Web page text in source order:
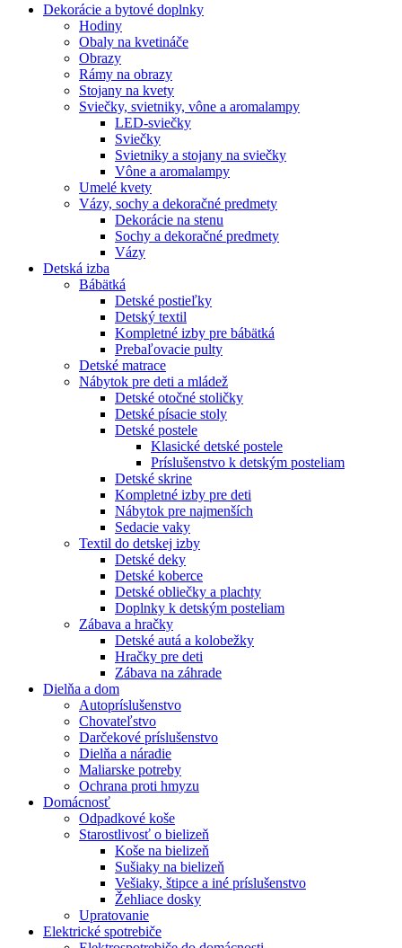
Dekorácie a bytové doplnky
Hodiny
Obaly na kvetináče
Obrazy
Rámy na obrazy
Stojany na kvety
Sviečky, svietniky, vône a aromalampy
LED-sviečky
Sviečky
Svietniky a stojany na sviečky
Vône a aromalampy
Umelé kvety
Vázy, sochy a dekoračné predmety
Dekorácie na stenu
Sochy a dekoračné predmety
Vázy
Detská izba
Bábätká
Detské postieľky
Detský textil
Kompletné izby pre bábätká
Prebaľovacie pulty
Detské matrace
Nábytok pre deti a mládež
Detské otočné stoličky
Detské písacie stoly
Detské postele
Klasické detské postele
Príslušenstvo k detským posteliam
Detské skrine
Kompletné izby pre deti
Nábytok pre najmenších
Sedacie vaky
Textil do detskej izby
Detské deky
Detské koberce
Detské obliečky a plachty
Doplnky k detským posteliam
Zábava a hračky
Detské autá a kolobežky
Hračky pre deti
Zábava na záhrade
Dielňa a dom
Autopríslušenstvo
Chovateľstvo
Darčekové príslušenstvo
Dielňa a náradie
Maliarske potreby
Ochrana proti hmyzu
Domácnosť
Odpadkové koše
Starostlivosť o bielizeň
Koše na bielizeň
Sušiaky na bielizeň
Vešiaky, štipce a iné príslušenstvo
Žehliace dosky
Upratovanie
Elektrické spotrebiče